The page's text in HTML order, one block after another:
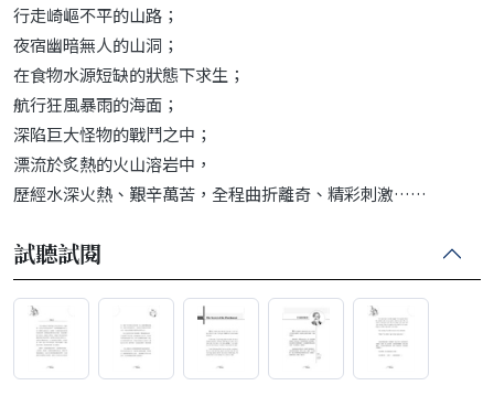
行走崎嶇不平的山路；
夜宿幽暗無人的山洞；
在食物水源短缺的狀態下求生；
航行狂風暴雨的海面；
深陷巨大怪物的戰鬥之中；
漂流於炙熱的火山溶岩中，
歷經水深火熱、艱辛萬苦，全程曲折離奇、精彩刺激……
試聽試閱